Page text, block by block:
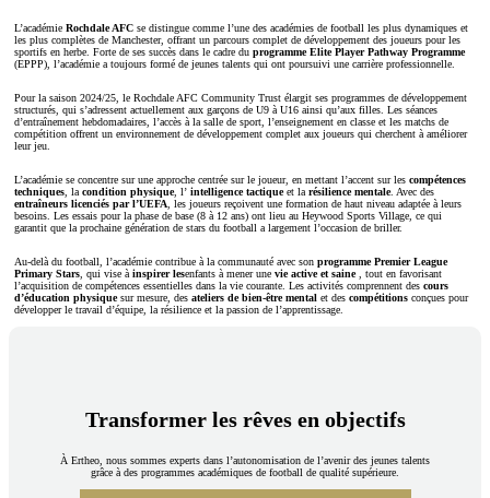
L’académie Rochdale AFC se distingue comme l’une des académies de football les plus dynamiques et
les plus complètes de Manchester, offrant un parcours complet de développement des joueurs pour les
sportifs en herbe. Forte de ses succès dans le cadre du programme Elite Player Pathway Programme
(EPPP), l’académie a toujours formé de jeunes talents qui ont poursuivi une carrière professionnelle.
Pour la saison 2024/25, le Rochdale AFC Community Trust élargit ses programmes de développement
structurés, qui s’adressent actuellement aux garçons de U9 à U16 ainsi qu’aux filles. Les séances
d’entraînement hebdomadaires, l’accès à la salle de sport, l’enseignement en classe et les matchs de
compétition offrent un environnement de développement complet aux joueurs qui cherchent à améliorer
leur jeu.
L’académie se concentre sur une approche centrée sur le joueur, en mettant l’accent sur les compétences
techniques, lacondition physique, l’ intelligence tactiqueet larésilience mentale. Avec des
entraîneurs licenciés par l’UEFA, les joueurs reçoivent une formation de haut niveau adaptée à leurs
besoins. Les essais pour la phase de base (8 à 12 ans) ont lieu au Heywood Sports Village, ce qui
garantit que la prochaine génération de stars du football a largement l’occasion de briller.
Au-delà du football, l’académie contribue à la communauté avec son programme Premier League
Primary Stars, qui vise àinspirer lesenfants à mener une vie active et saine, tout en favorisant
l’acquisition de compétences essentielles dans la vie courante. Les activités comprennent des cours
d’éducation physiquesur mesure, des ateliers de bien-être mental et des compétitions conçues pour
développer le travail d’équipe, la résilience et la passion de l’apprentissage.
Transformer les rêves en objectifs
À Ertheo, nous sommes experts dans l’autonomisation de l’avenir des jeunes talents
grâce à des programmes académiques de football de qualité supérieure.